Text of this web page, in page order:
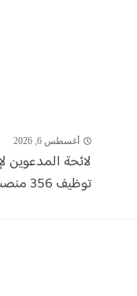
أغسطس 6, 2026
لائحة المدعوين
توظيف 356 منصب بالشركة الجهوية...